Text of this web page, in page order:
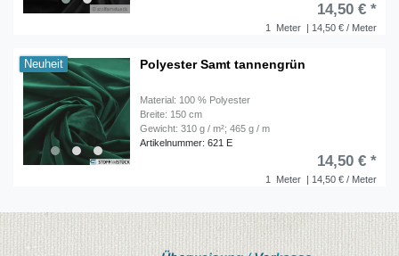
1 Meter | 14,50 € / Meter
14,50 € *
Neuheit Polyester Samt tannengrün
Material: 100 % Polyester
Breite: 150 cm
Gewicht: 310 g / m²; 465 g / m
Artikelnummer: 621 E
1 Meter | 14,50 € / Meter
14,50 € *